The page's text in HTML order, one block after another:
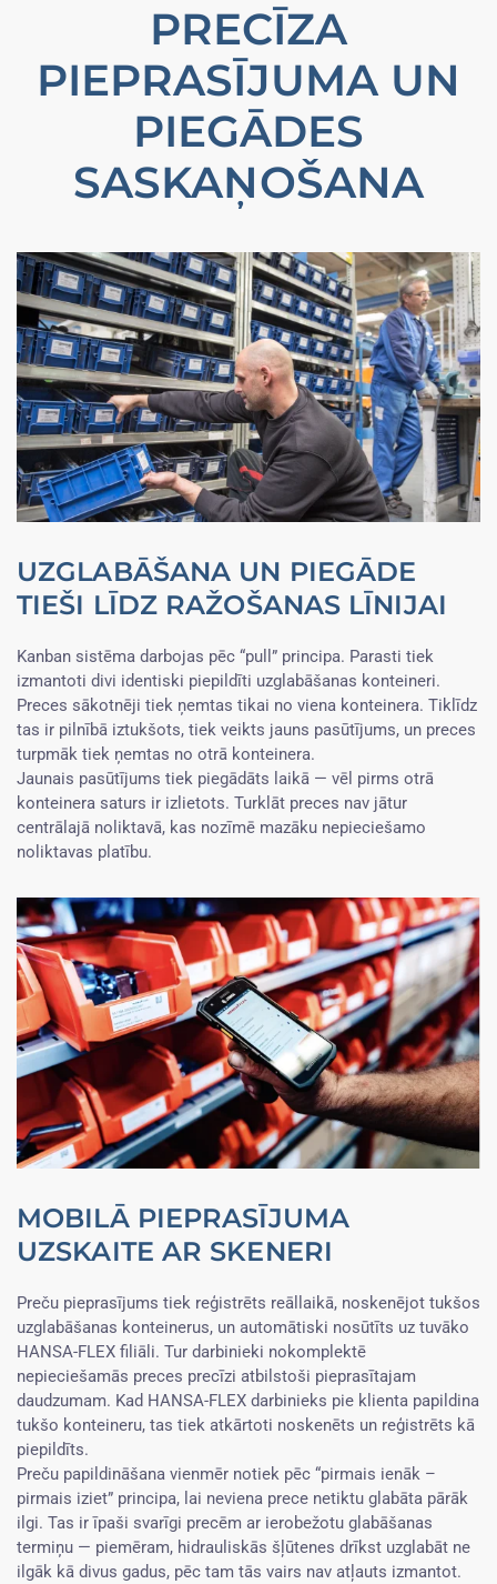
PRECĪZA
PIEPRASĪJUMA UN
PIEGĀDES
SASKAŅOŠANA
UZGLABĀŠANA UN PIEGĀDE
TIEŠI LĪDZ RAŽOŠANAS LĪNIJAI
Kanban sistēma darbojas pēc “pull” principa. Parasti tiek
izmantoti divi identiski piepildīti uzglabāšanas konteineri.
Preces sākotnēji tiek ņemtas tikai no viena konteinera. Tiklīdz
tas ir pilnībā iztukšots, tiek veikts jauns pasūtījums, un preces
turpmāk tiek ņemtas no otrā konteinera.
Jaunais pasūtījums tiek piegādāts laikā — vēl pirms otrā
konteinera saturs ir izlietots. Turklāt preces nav jātur
centrālajā noliktavā, kas nozīmē mazāku nepieciešamo
noliktavas platību.
MOBILĀ PIEPRASĪJUMA
UZSKAITE AR SKENERI
Preču pieprasījums tiek reģistrēts reāllaikā, noskenējot tukšos
uzglabāšanas konteinerus, un automātiski nosūtīts uz tuvāko
HANSA-FLEX filiāli. Tur darbinieki nokomplektē
nepieciešamās preces precīzi atbilstoši pieprasītajam
daudzumam. Kad HANSA-FLEX darbinieks pie klienta papildina
tukšo konteineru, tas tiek atkārtoti noskenēts un reģistrēts kā
piepildīts.
Preču papildināšana vienmēr notiek pēc “pirmais ienāk –
pirmais iziet” principa, lai neviena prece netiktu glabāta pārāk
ilgi. Tas ir īpaši svarīgi precēm ar ierobežotu glabāšanas
termiņu — piemēram, hidrauliskās šļūtenes drīkst uzglabāt ne
ilgāk kā divus gadus, pēc tam tās vairs nav atļauts izmantot.